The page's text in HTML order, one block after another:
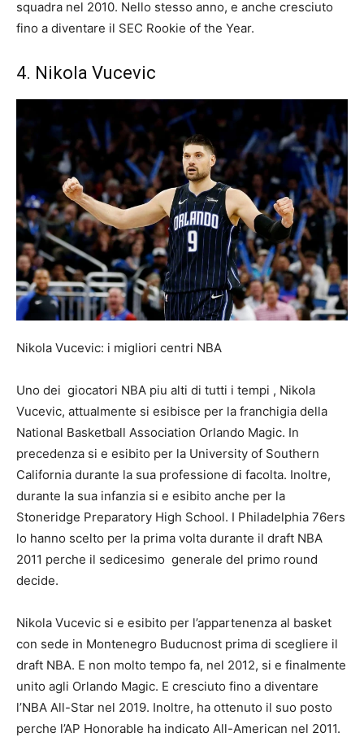
squadra nel 2010. Nello stesso anno, e anche cresciuto
fino a diventare il SEC Rookie of the Year.
4. Nikola Vucevic
Nikola Vucevic: i migliori centri NBA
Uno dei giocatori NBA piu alti di tutti i tempi , Nikola
Vucevic, attualmente si esibisce per la franchigia della
National Basketball Association Orlando Magic. In
precedenza si e esibito per la University of Southern
California durante la sua professione di facolta. Inoltre,
durante la sua infanzia si e esibito anche per la
Stoneridge Preparatory High School. I Philadelphia 76ers
lo hanno scelto per la prima volta durante il draft NBA
2011 perche il sedicesimo generale del primo round
decide.
Nikola Vucevic si e esibito per l’appartenenza al basket
con sede in Montenegro Buducnost prima di scegliere il
draft NBA. E non molto tempo fa, nel 2012, si e finalmente
unito agli Orlando Magic. E cresciuto fino a diventare
l’NBA All-Star nel 2019. Inoltre, ha ottenuto il suo posto
perche l’AP Honorable ha indicato All-American nel 2011.